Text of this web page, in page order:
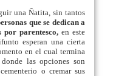
una Ñatita, sin tantos
que se dedican a
por parentesco, en este
esperan una cierta
en el cual termina
las opciones son
o cremarsus